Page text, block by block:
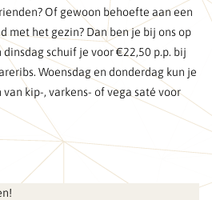
Of gewoon behoefte aan een
met het gezin? Dan ben je bij ons op
schuif je voor €22,50 p.p. bij
Woensdag en donderdag kun je
kip-, varkens- of vega saté voor